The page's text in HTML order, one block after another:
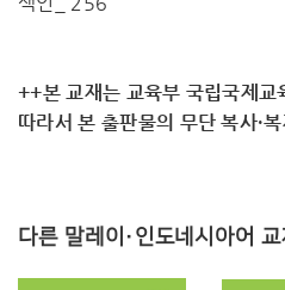
++본 교재는 교육부 국립국제
따라서 ​본 출판물의 무단 복사·
다른 말레이·인도네시아어 교